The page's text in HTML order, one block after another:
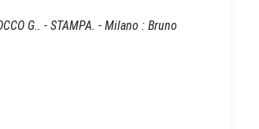
G.. - STAMPA. - Milano : Bruno